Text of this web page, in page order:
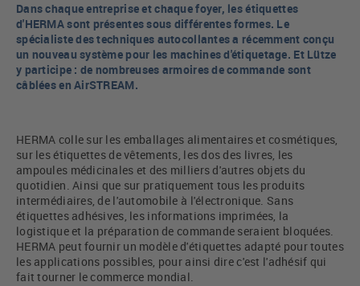
Dans chaque entreprise et chaque foyer, les étiquettes
d'HERMA sont présentes sous différentes formes. Le
spécialiste des techniques autocollantes a récemment conçu
un nouveau système pour les machines d'étiquetage. Et Lütze
y participe : de nombreuses armoires de commande sont
câblées en AirSTREAM.
HERMA colle sur les emballages alimentaires et cosmétiques,
sur les étiquettes de vêtements, les dos des livres, les
ampoules médicinales et des milliers d'autres objets du
quotidien. Ainsi que sur pratiquement tous les produits
intermédiaires, de l'automobile à l'électronique. Sans
étiquettes adhésives, les informations imprimées, la
logistique et la préparation de commande seraient bloquées.
HERMA peut fournir un modèle d'étiquettes adapté pour toutes
les applications possibles, pour ainsi dire c'est l'adhésif qui
fait tourner le commerce mondial.